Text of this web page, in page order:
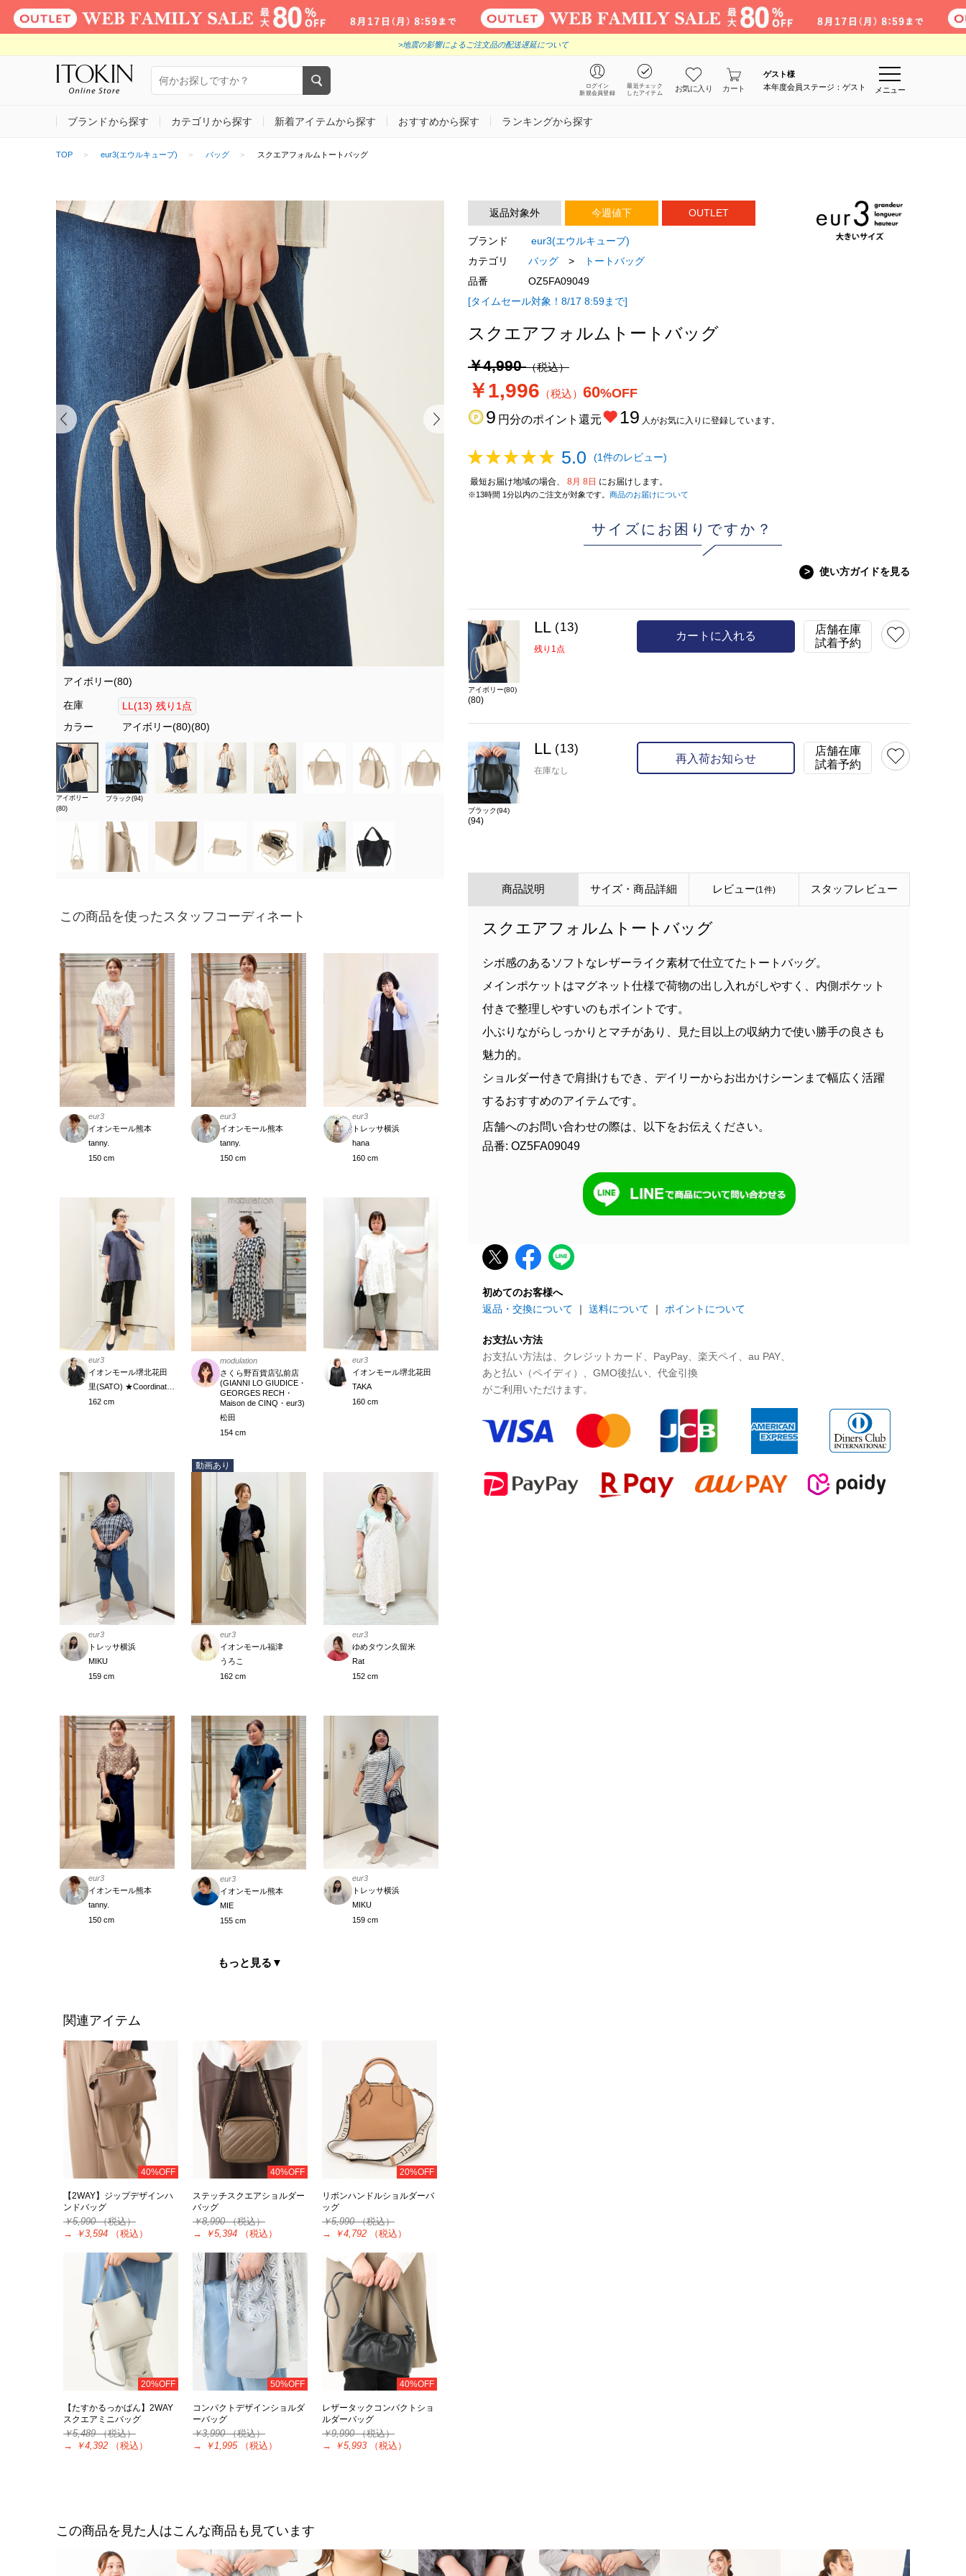
>地震の影響によるご注文品の配送遅延について
ログイン
新規会員登録
最近チェック
したアイテム
お気に入り カート
ゲスト様
本年度会員ステージ：ゲスト
メニュー
ブランドから探す カテゴリから探す 新着アイテムから探す おすすめから探す ランキングから探す
TOP eur3(エウルキューブ) バッグ スクエアフォルムトートバッグ
アイボリー(80)
在庫 LL(13) 残り1点
カラー
アイボリー(80)(80)
ブラック(94)
在庫
カラー
ブラック(94)(94)
アイボリー
(80)
ブラック(94)
この商品を使ったスタッフコーディネート
eur3
イオンモール熊本
tanny.
150 cm
eur3
イオンモール熊本
tanny.
150 cm
eur3
トレッサ横浜
hana
160 cm
eur3
イオンモール堺北花田
162 cm
modulation
さくら野百貨店弘前店
(GIANNI LO GIUDICE・
GEORGES RECH・
Maison de CINQ・eur3)
松田
154 cm
eur3
イオンモール堺北花田
TAKA
160 cm
eur3
トレッサ横浜
MIKU
159 cm
動画あり
eur3
イオンモール福津
うろこ
162 cm
eur3
ゆめタウン久留米
Rat
152 cm
eur3
イオンモール熊本
tanny.
150 cm
eur3
イオンモール熊本
MIE
155 cm
eur3
トレッサ横浜
MIKU
159 cm
もっと見る ▼
関連アイテム
40%OFF
【2WAY】ジップデザインハ
ンドバッグ
￥5,990（税込）
→
￥3,594 （税込）
40%OFF
ステッチスクエアショルダー
バッグ
￥8,990（税込）
→
￥5,394 （税込）
20%OFF
リボンハンドルショルダーバ
ッグ
￥5,990（税込）
→
￥4,792 （税込）
20%OFF
【たすかるっかばん】2WAY
スクエアミニバッグ
￥5,489（税込）
→
￥4,392 （税込）
50%OFF
コンパクトデザインショルダ
ーバッグ
￥3,990（税込）
→
￥1,995 （税込）
40%OFF
レザータックコンパクトショ
ルダーバッグ
￥9,990（税込）
→
￥5,993 （税込）
返品対象外 今週値下 OUTLET
ブランド
eur3(エウルキューブ)
カテゴリ
バッグ >
トートバッグ
品番
OZ5FA09049
[タイムセール対象！8/17 8:59まで]
スクエアフォルムトートバッグ
￥4,990（税込）
￥1,996 （税込） 60%OFF
9 円分のポイント還元 19 人がお気に入りに登録しています。
5.0 (1件のレビュー)
最短お届け地域の場合、 8月 8日 にお届けします。
※13時間 1分以内のご注文が対象です。 商品のお届けについて
サイズにお困りですか？
> 使い方ガイドを見る
アイボリー(80)
(80)
LL (13)
残り1点
カートに入れる
店舗在庫
試着予約
ブラック(94)
(94)
LL (13)
在庫なし
再入荷お知らせ
店舗在庫
試着予約
商品説明 サイズ・商品詳細 レビュー(1件) スタッフ レビュー
スクエアフォルムトートバッグ
シボ感のあるソフトなレザーライク素材で仕立てたトートバッグ。
メインポケットはマグネット仕様で荷物の出し入れがしやすく、内側ポケット
付きで整理しやすいのもポイントです。
小ぶりながらしっかりとマチがあり、見た目以上の収納力で使い勝手の良さも
魅力的。
ショルダー付きで肩掛けもでき、デイリーからお出かけシーンまで幅広く活躍
するおすすめのアイテムです。
店舗へのお問い合わせの際は、以下をお伝えください。
品番: OZ5FA09049
初めてのお客様へ
返品・交換について ｜ 送料について ｜ ポイントについて
お支払い方法
お支払い方法は、クレジットカード、PayPay、楽天ペイ、au PAY、
あと払い（ペイディ）、GMO後払い、代金引換
がご利用いただけます。
この商品を見た人はこんな商品も見ています